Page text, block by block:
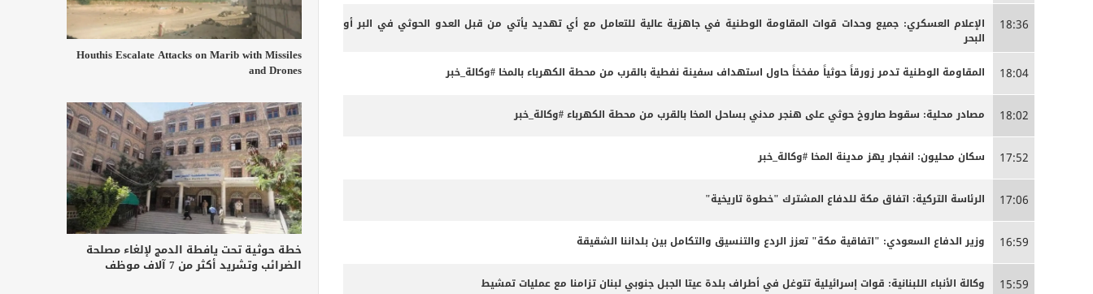
18:36
الإعلام العسكري: جميع وحدات قوات المقاومة الوطنية في جاهزية عالية للتعامل مع أي تهديد يأتي من قبل العدو الحوثي في البر أو
البحر
18:04 المقاومة الوطنية تدمر زورقاً حوثياً مفخخاً حاول استهداف سفينة نفطية بالقرب من محطة الكهرباء بالمخا #وكالة_خبر
18:02 مصادر محلية: سقوط صاروخ حوثي على هنجر مدني بساحل المخا بالقرب من محطة الكهرباء #وكالة_خبر
17:52 سكان محليون: انفجار يهز مدينة المخا #وكالة_خبر
17:06 الرئاسة التركية: اتفاق مكة للدفاع المشترك "خطوة تاريخية"
16:59 وزير الدفاع السعودي: "اتفاقية مكة" تعزز الردع والتنسيق والتكامل بين بلداننا الشقيقة
15:59 وكالة الأنباء اللبنانية: قوات إسرائيلية تتوغل في أطراف بلدة عيتا الجبل جنوبي لبنان تزامنا مع عمليات تمشيط
Houthis Escalate Attacks on Marib with Missiles
and Drones
خطة حوثية تحت يافطة الدمج لإلغاء مصلحة
الضرائب وتشريد أكثر من 7 آلاف موظف